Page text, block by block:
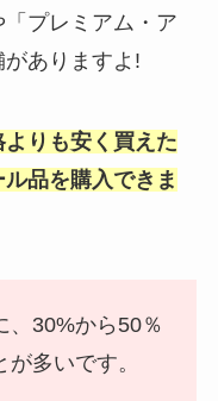
「プレミアム・ア
ありますよ!
りも安く買えた
品を購入でき ま
、30%から50％
多いです。